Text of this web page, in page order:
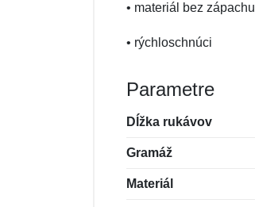
• materiál bez zápachu
• rýchloschnúci
Parametre
Dĺžka rukávov
Gramáž
Materiál